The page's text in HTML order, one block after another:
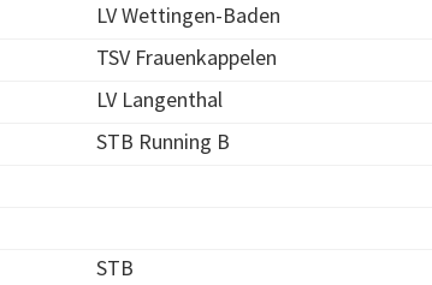
LV Wettingen-Baden
TSV Frauenkappelen
LV Langenthal
STB Running B
STB